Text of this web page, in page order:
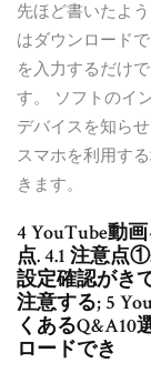
先ほど書いたよ
はダウンロード
を入力するだけ
す。 ソフトのイ
デバイスを知ら
スマホを利用す
きます。
4 YouTube動
点. 4.1 注意点
設定確認がき
注意する; 5
くあるQ&A10
ロードでき